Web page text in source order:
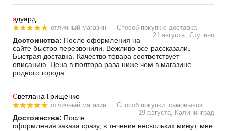
эдуард
отличный магазин
Способ покупки: доставка
21 августа, Ступино
Достоинства: После оформления на
сайте быстро перезвонили. Вежливо все рассказали.
Быстрая доставка. Качество товара соответствует
описанию. Цена в полтора раза ниже чем в магазине
родного города.
Светлана Грищенко
отличный магазин
Способ покупки: самовывоз
19 августа, Калининград
Достоинства: После
оформления заказа сразу, в течение нескольких минут, мне